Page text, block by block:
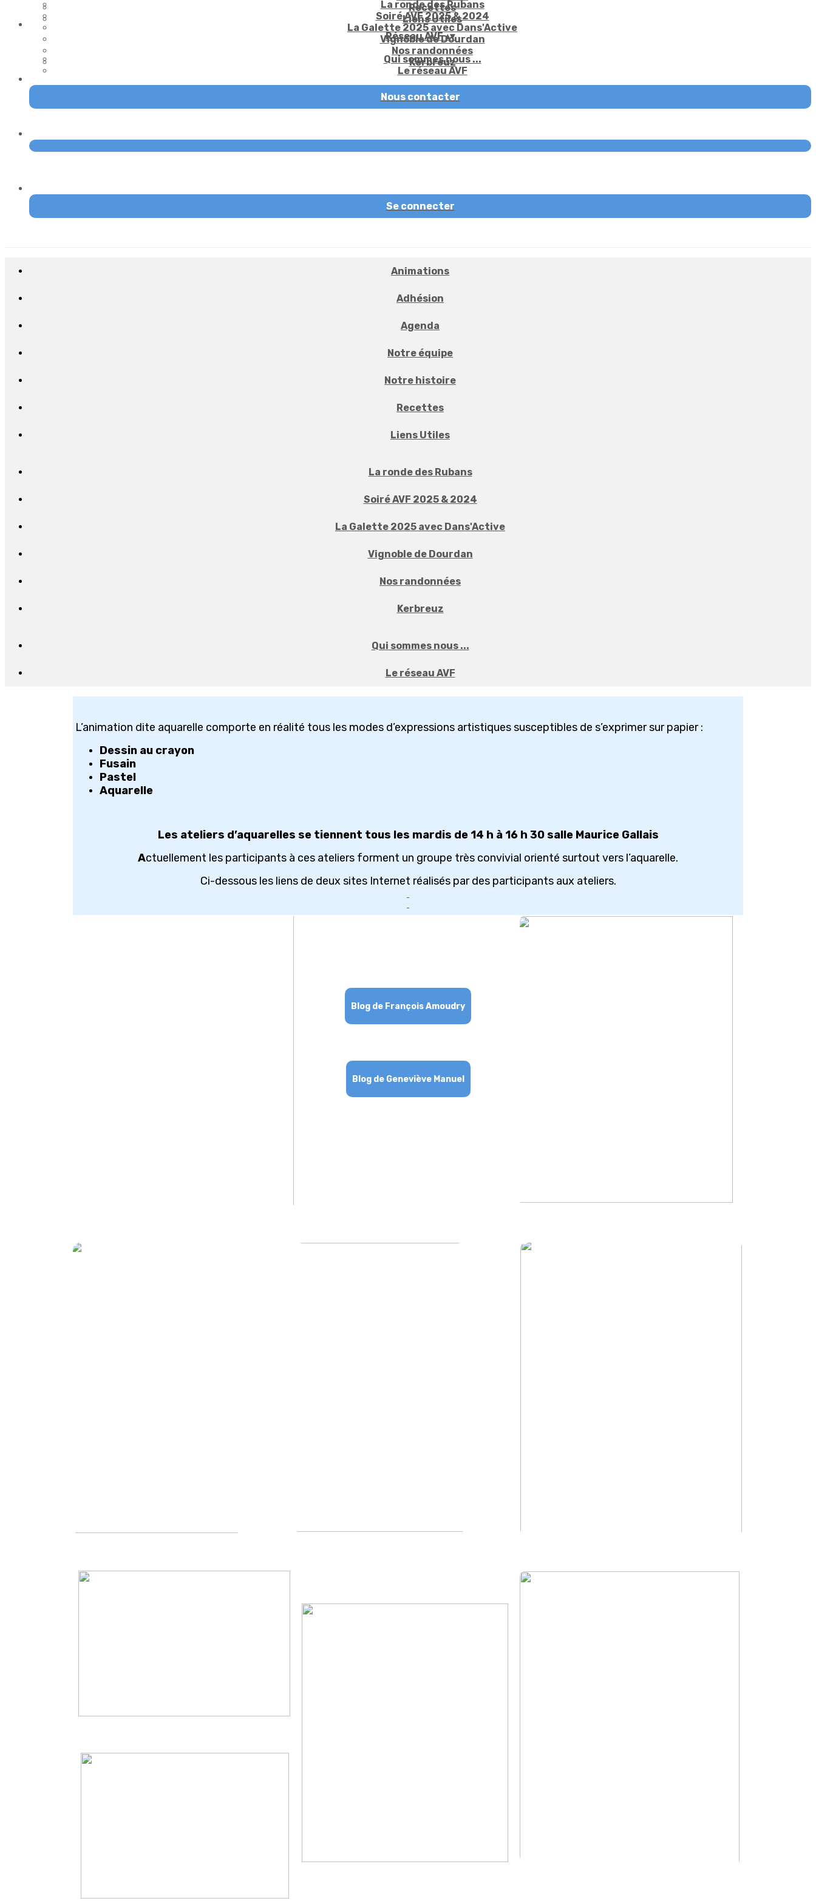
Recettes
Liens Utiles
La ronde des Rubans
Soiré AVF 2025 & 2024
La Galette 2025 avec Dans'Active
Vignoble de Dourdan
Nos randonnées
Kerbreuz
Réseau AVF▴▾
Qui sommes nous ...
Le réseau AVF
Nous contacter
Se connecter
Animations
Adhésion
Agenda
Notre équipe
Notre histoire
Recettes
Liens Utiles
La ronde des Rubans
Soiré AVF 2025 & 2024
La Galette 2025 avec Dans'Active
Vignoble de Dourdan
Nos randonnées
Kerbreuz
Qui sommes nous ...
Le réseau AVF
L’animation dite aquarelle comporte en réalité tous les modes d’expressions artistiques susceptibles de s’exprimer sur papier :
Dessin au crayon
Fusain
Pastel
Aquarelle
Les ateliers d’aquarelles se tiennent tous les mardis de 14 h à 16 h 30 salle Maurice Gallais
Actuellement les participants à ces ateliers forment un groupe très convivial orienté surtout vers l’aquarelle.
Ci-dessous les liens de deux sites Internet réalisés par des participants aux ateliers.
Blog de François Amoudry
Blog de Geneviève Manuel